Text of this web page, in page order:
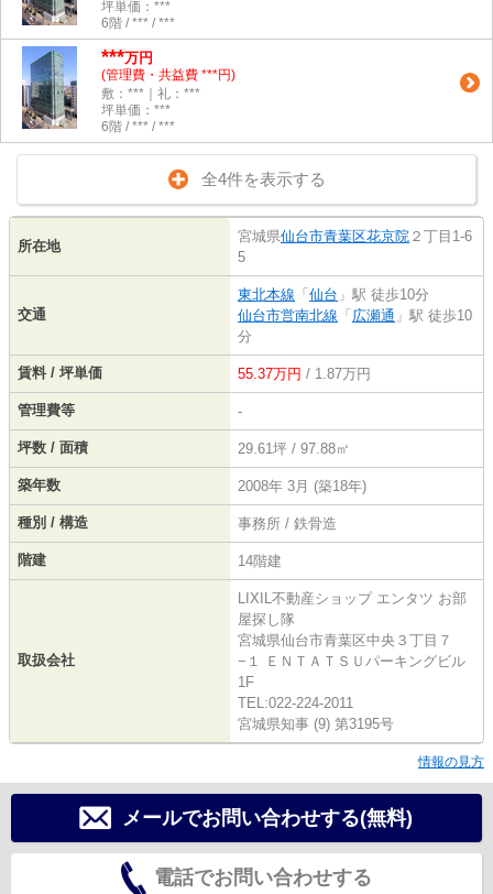
坪単価：***
6階 / *** / ***
***万円
(管理費・共益費 ***円)
敷：***｜礼：***
坪単価：***
6階 / *** / ***
全4件を表示する
所在地
宮城県仙台市青葉区花京院 ２丁目1-6
5
交通
東北本線 「 仙台 」駅 徒歩10分
仙台市営南北線 「 広瀬通 」駅 徒歩10
分
賃料 / 坪単価 55.37万円 / 1.87万円
管理費等 -
坪数 / 面積 29.61坪 / 97.88㎡
築年数 2008年 3月 (築18年)
種別 / 構造 事務所 / 鉄骨造
階建 14階建
取扱会社
LIXIL不動産ショップ エンタツ お部
屋探し隊
宮城県仙台市青葉区中央３丁目７
−１ ＥＮＴＡＴＳＵパーキングビル
1F
TEL:022-224-2011
宮城県知事 (9) 第3195号
情報の見方
メールでお問い合わせする(無料)
電話でお問い合わせする